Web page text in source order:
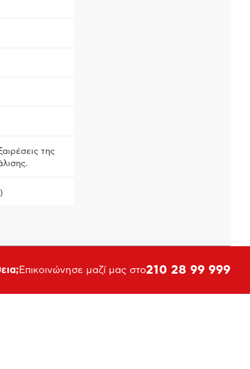
της
Επικοινώνησε μαζί μας στο210 28 99 999